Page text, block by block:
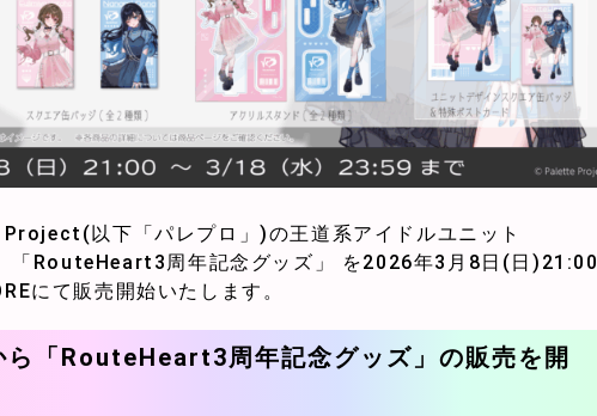
以下「パレプロ」)の王道系アイドルユニット
「RouteHeart3周年記念グッズ」 を2026年3月8日(日)21:00
にて販売開始いたします。
「RouteHeart3周年記念グッズ」の販売を開